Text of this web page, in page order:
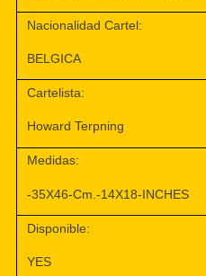
Nacionalidad Cartel:
BELGICA
Cartelista:
Howard Terpning
Medidas:
-35X46-Cm.-14X18-INCHES
Disponible:
YES